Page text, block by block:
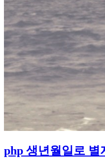
php 생년월일로 별